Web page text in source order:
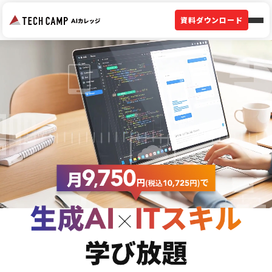
資料ダウンロード